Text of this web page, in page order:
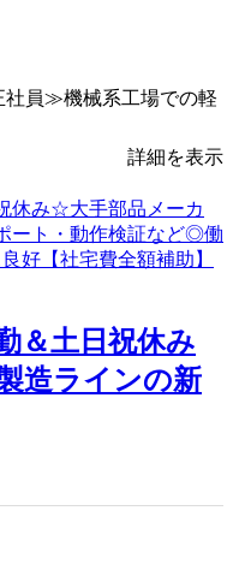
員≫機械系工場での軽
詳細を表示
＆土日祝休み
造ラインの新